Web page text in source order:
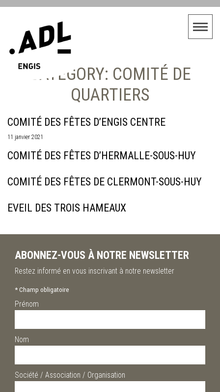
CATEGORY: COMITÉ DE
QUARTIERS
COMITÉ DES FÊTES D’ENGIS CENTRE
11 janvier 2021
COMITÉ DES FÊTES D’HERMALLE-SOUS-HUY
COMITÉ DES FÊTES DE CLERMONT-SOUS-HUY
EVEIL DES TROIS HAMEAUX
ABONNEZ-VOUS À NOTRE NEWSLETTER
Restez informé en vous inscrivant à notre newsletter
*Champ obligatoire
Prénom
Nom
Société / Association / Organisation